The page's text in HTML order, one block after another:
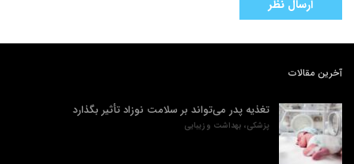
آخرین مقالات
تغذیه پدر می‌تواند بر سلامت نوزاد تأثیر بگذارد
پزشکی، بهداشت و زیبایی